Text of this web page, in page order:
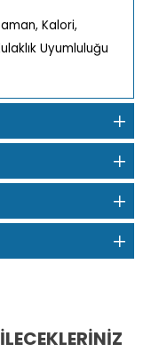
Kalori,
Uyumluluğu